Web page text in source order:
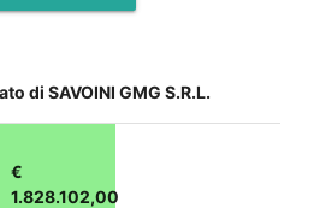
di SAVOINI GMG S.R.L.
€
1.828.102,00